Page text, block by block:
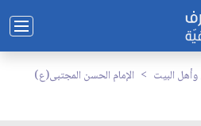
وأهل البيت
الإمام الحسن المجتبى(ع)